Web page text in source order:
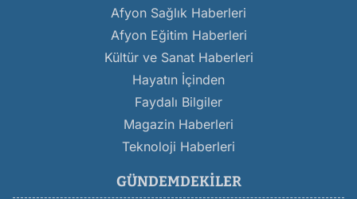
Afyon Sağlık Haberleri
Afyon Eğitim Haberleri
Kültür ve Sanat Haberleri
Hayatın İçinden
Faydalı Bilgiler
Magazin Haberleri
Teknoloji Haberleri
GÜNDEMDEKILER